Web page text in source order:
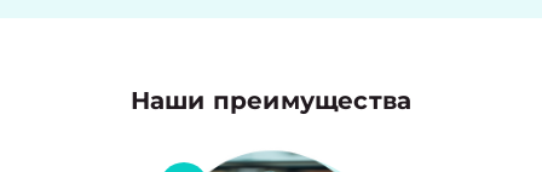
Наши преимущества